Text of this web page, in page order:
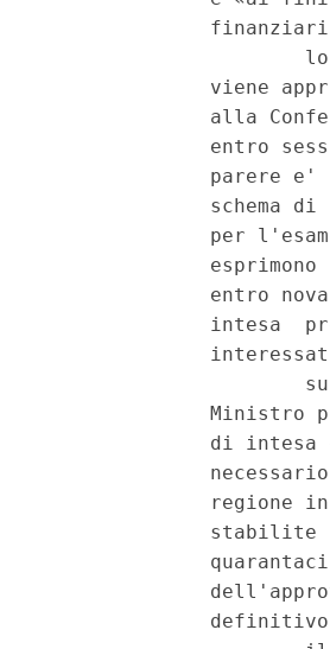
e
per l'attuazione
a statuto
della
di
le intese
In
dell'autonomia
ai sensi
-
Regione
particolari di
coinvolgimento
Regioni -